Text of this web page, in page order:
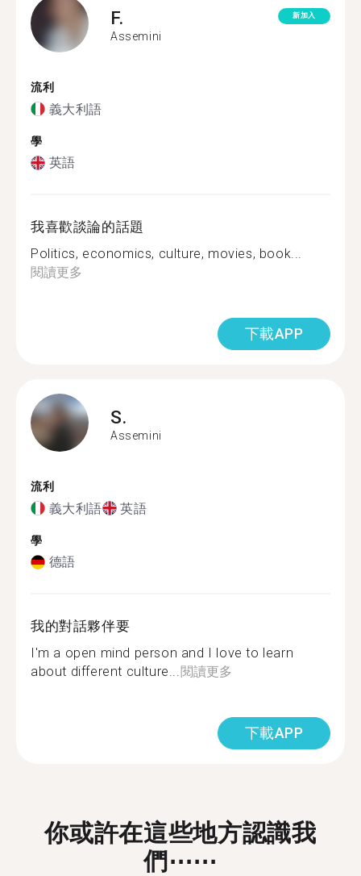
F.
Assemini
新加入
流利
義大利語
學
英語
我喜歡談論的話題
Politics, economics, culture, movies, book...
閱讀更多
下載APP
S.
Assemini
流利
義大利語 英語
學
德語
我的對話夥伴要
I'm a open mind person and I love to learn
about different culture...閱讀更多
下載APP
你或許在這些地方認識我
們⋯⋯